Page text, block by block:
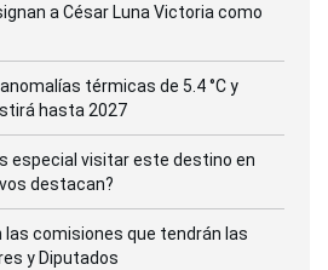
a César Luna Victoria como
térmicas de 5.4 °C y
hasta 2027
especial visitar este destino en
destacan?
comisiones que tendrán las
y Diputados